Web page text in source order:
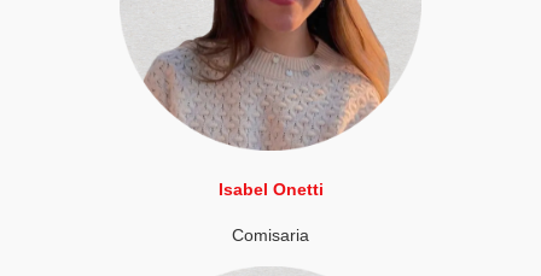
Isabel Onetti
Comisaria